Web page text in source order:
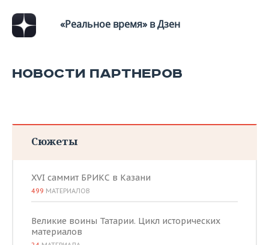
«Реальное время» в Дзен
НОВОСТИ ПАРТНЕРОВ
Сюжеты
XVI саммит БРИКС в Казани
499 МАТЕРИАЛОВ
Великие воины Татарии. Цикл исторических
материалов